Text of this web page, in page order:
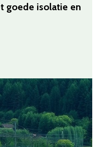
goede isolatie en